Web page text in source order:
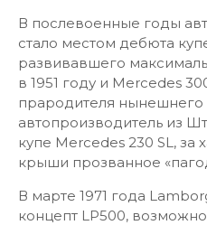
В послевоенные годы
стало местом дебюта
развивавшего
в 1951 году и Mercedes
прародителя нынешнего
автопроизводитель из
купе Mercedes 230 SL,
крыши прозванное
В марте 1971 года
концепт LP500,